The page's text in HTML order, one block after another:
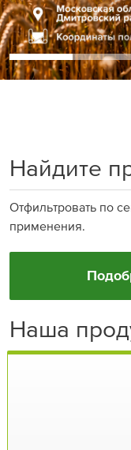
Найдите
Отфильтровать по
применения.
Наша